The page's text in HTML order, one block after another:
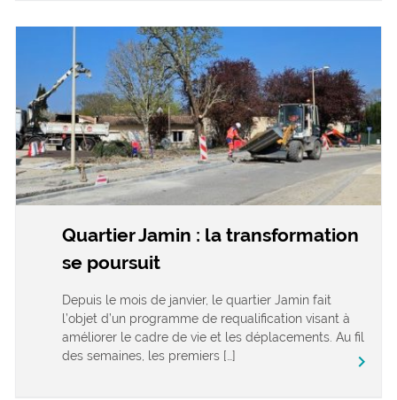
Quartier Jamin : la transformation
se poursuit
Depuis le mois de janvier, le quartier Jamin fait
l’objet d’un programme de requalification visant à
améliorer le cadre de vie et les déplacements. Au fil
des semaines, les premiers […]
keyboard_arrow_right